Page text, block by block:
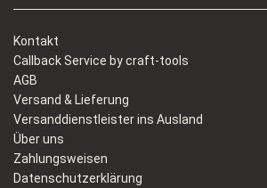
Kontakt
Callback Service by craft-tools
AGB
Versand & Lieferung
Versanddienstleister ins Ausland
Über uns
Zahlungsweisen
Datenschutzerklärung